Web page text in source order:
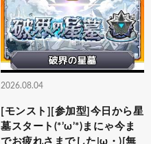
2026.08.04
[モンスト][参加型]今日から星
墓スタート(*’ω’*)まにゃ今ま
でお疲れさまでした|ω・)[無